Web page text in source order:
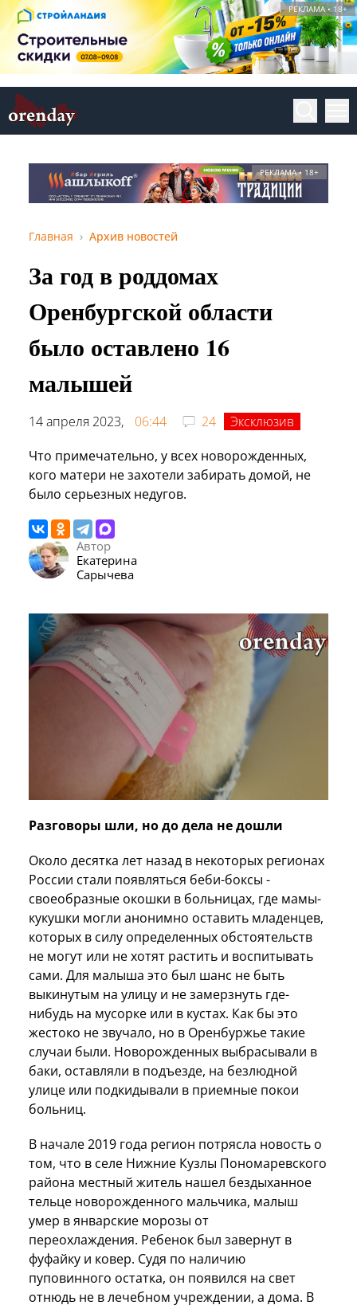
РЕКЛАМА • 18+
РЕКЛАМА • 18+
Главная Архив новостей
За год в роддомах
Оренбургской области
было оставлено 16
малышей
14 апреля 2023, 06:44 24
Эксклюзив
Что примечательно, у всех новорожденных,
кого матери не захотели забирать домой, не
было серьезных недугов.
Автор
Екатерина
Сарычева
Разговоры шли, но до дела не дошли
Около десятка лет назад в некоторых регионах
России стали появляться беби-боксы -
своеобразные окошки в больницах, где мамы-
кукушки могли анонимно оставить младенцев,
которых в силу определенных обстоятельств
не могут или не хотят растить и воспитывать
сами. Для малыша это был шанс не быть
выкинутым на улицу и не замерзнуть где-
нибудь на мусорке или в кустах. Как бы это
жестоко не звучало, но в Оренбуржье такие
случаи были. Новорожденных выбрасывали в
баки, оставляли в подъезде, на безлюдной
улице или подкидывали в приемные покои
больниц.
В начале 2019 года регион потрясла новость о
том, что в селе Нижние Кузлы Пономаревского
района местный житель нашел бездыханное
тельце новорожденного мальчика, малыш
умер в январские морозы от
переохлаждения. Ребенок был завернут в
фуфайку и ковер. Судя по наличию
пуповинного остатка, он появился на свет
отнюдь не в лечебном учреждении, а дома. В